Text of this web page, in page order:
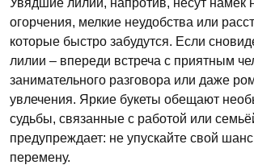
Увядшие лилии, напротив, несут намёк
огорчения, мелкие неудобства или
которые быстро забудутся. Если
лилии – впереди встреча с приятным
занимательного разговора или даже
увлечения. Яркие букеты обещают
судьбы, связанные с работой или
предупреждает: не упускайте свой
перемену.